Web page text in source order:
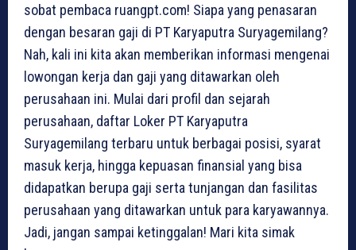
sobat pembaca ruangpt.com! Siapa yang penasaran
dengan besaran gaji di PT Karyaputra Suryagemilang?
Nah, kali ini kita akan memberikan informasi mengenai
lowongan kerja dan gaji yang ditawarkan oleh
perusahaan ini. Mulai dari profil dan sejarah
perusahaan, daftar Loker PT Karyaputra
Suryagemilang terbaru untuk berbagai posisi, syarat
masuk kerja, hingga kepuasan finansial yang bisa
didapatkan berupa gaji serta tunjangan dan fasilitas
perusahaan yang ditawarkan untuk para karyawannya.
Jadi, jangan sampai ketinggalan! Mari kita simak